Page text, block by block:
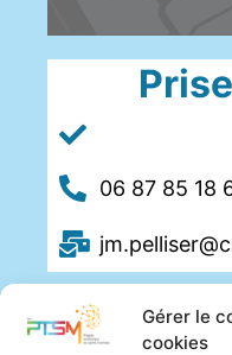
Gérer le
cookies
06 87 85 18